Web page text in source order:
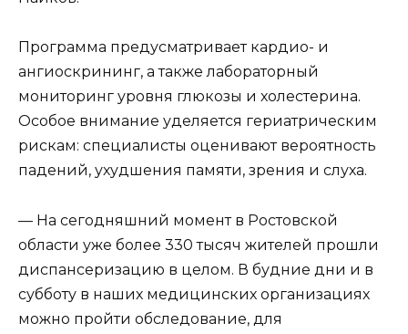
Программа предусматривает кардио- и
ангиоскрининг, а также лабораторный
мониторинг уровня глюкозы и холестерина.
Особое внимание уделяется гериатрическим
рискам: специалисты оценивают вероятность
падений, ухудшения памяти, зрения и слуха.
— На сегодняшний момент в Ростовской
области уже более 330 тысяч жителей прошли
диспансеризацию в целом. В будние дни и в
субботу в наших медицинских организациях
можно пройти обследование, для